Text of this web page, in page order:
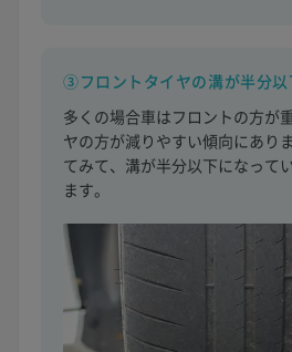
③フロントタイヤの溝が半分以
多くの場合車はフロントの方が
ヤの方が減りやすい傾向にあり
てみて、溝が半分以下になって
ます。